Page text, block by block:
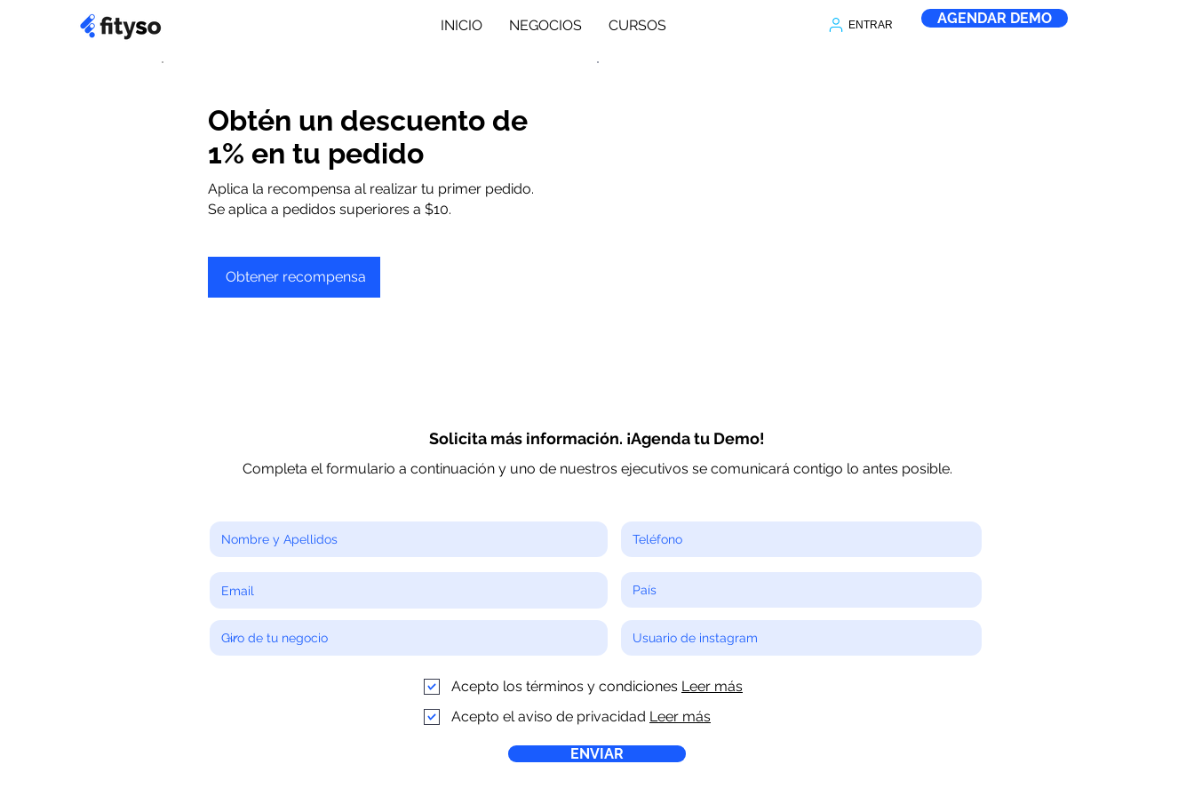
INICIO NEGOCIOS CURSOS ENTRAR AGENDAR DEMO
Obtén un descuento de
1% en tu pedido
Aplica la recompensa al realizar tu primer pedido.
Obtener recompensa
Se aplica a pedidos superiores a $10.
Solicita más información. ¡Agenda tu Demo!
Completa el formulario a continuación y uno de nuestros ejecutivos se comunicará contigo lo antes posible.
Acepto los términos y condiciones Leer más
Acepto el aviso de privacidad Leer más
ENVIAR